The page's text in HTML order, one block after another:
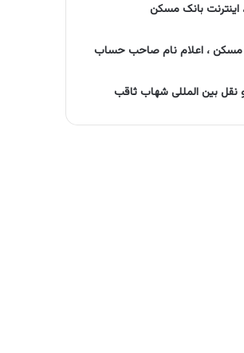
بانک مسکن
مسکن ، اعلام نام صاحب حساب
بین المللی شهاب ثاقب